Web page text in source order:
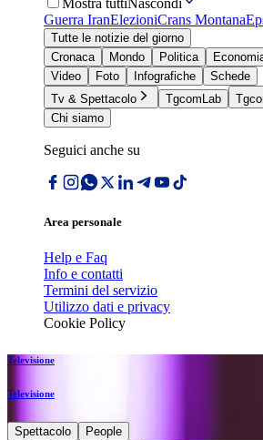
Mostra tuttiNascondi
Guerra IranElezioniCrans Montana
Tutte le notizie del giorno
Cronaca
Mondo Politica
Video
Foto Infografiche
Schede
Tv & Spettacolo
TgcomLab
Chi siamo
Seguici anche su
Area personale
Help e Faq
Info e contatti
Termini del servizio
Utilizzo dati e privacy
Cookie Policy
Televisione
Televisione
Spettacolo People